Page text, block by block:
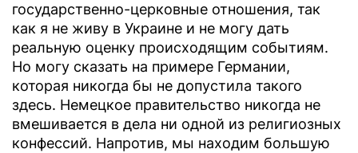
государственно-церковные отношения, так
как я не живу в Украине и не могу дать
реальную оценку происходящим событиям.
Но могу сказать на примере Германии,
которая никогда бы не допустила такого
здесь. Немецкое правительство никогда не
вмешивается в дела ни одной из религиозных
конфессий. Напротив, мы находим большую